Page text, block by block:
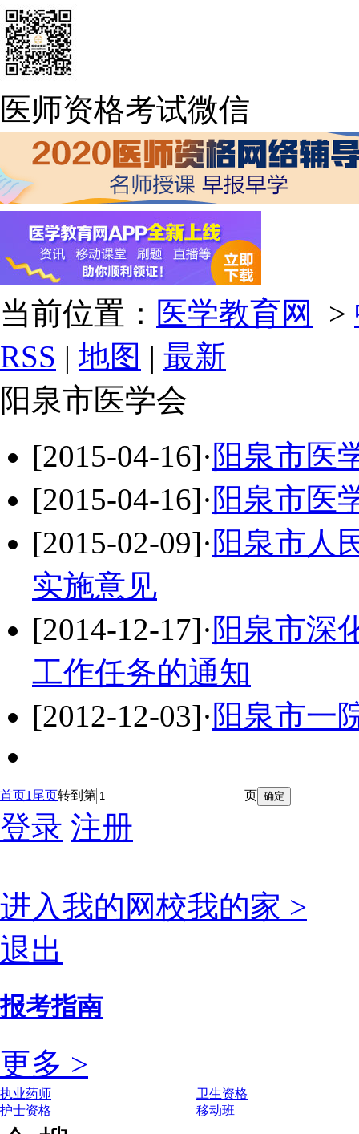
医师资格考试微信
当前位置： 医学教育网 >
RSS | 地图 | 最新
阳泉市医学会
[2015-04-16]· 阳泉市医
[2015-04-16]· 阳泉市医
[2015-02-09]· 阳泉市人
实施意见
[2014-12-17]· 阳泉市深
工作任务的通知
[2012-12-03]· 阳泉市一
首页1 尾页转到第 页
登录 注册
进入我的网校我的家 >
退出
报考指南
更多 >
执业药师
卫生资格
护士资格
移动班